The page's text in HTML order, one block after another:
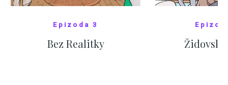
Epizoda 3
Bez Realitky